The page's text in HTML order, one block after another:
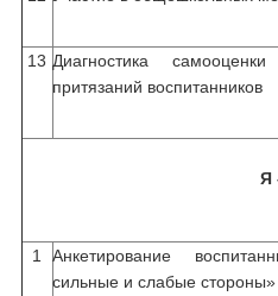
13 Диагностика
притязаний воспитанников
Я
1
Анкетирование
сильные и слабые стороны»